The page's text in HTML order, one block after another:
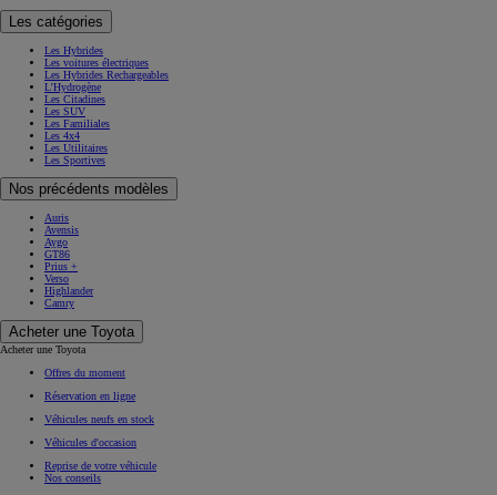
Les catégories
Les Hybrides
Les voitures électriques
Les Hybrides Rechargeables
L'Hydrogène
Les Citadines
Les SUV
Les Familiales
Les 4x4
Les Utilitaires
Les Sportives
Nos précédents modèles
Auris
Avensis
Aygo
GT86
Prius +
Verso
Highlander
Camry
Acheter une Toyota
Acheter une Toyota
Offres du moment
Réservation en ligne
Véhicules neufs en stock
Véhicules d'occasion
Reprise de votre véhicule
Nos conseils